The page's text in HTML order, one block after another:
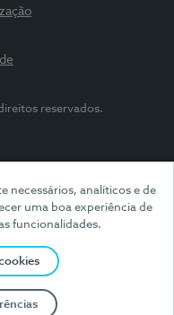
necessários, analíticos e de
uma boa experiência de
funcionalidades.
reservados.